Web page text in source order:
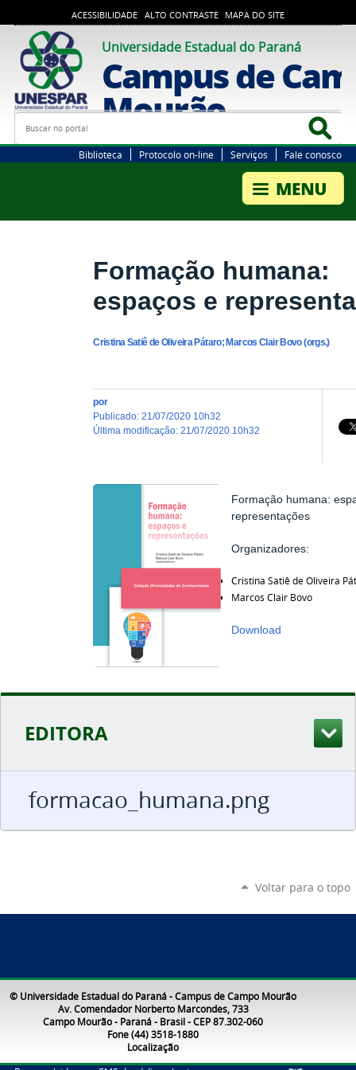
ACESSIBILIDADE ALTO CONTRASTE MAPA DO SITE
Universidade Estadual do Paraná
Campus de
Mourão
Busca
Biblioteca Protocolo on-line Serviços Fale conosco
Formação humana:
espaços e
Cristina Satiê de Oliveira Pátaro; Marcos Clair Bovo (orgs.)
por
publicado:21/07/2020 10h32
última modificação:21/07/2020 10h32
Formação humana:
representações
Organizadores:
Cristina Satiê de Oliveira
Marcos Clair Bovo
Download
EDITORA
formacao_humana.png
Voltar para o topo
© Universidade Estadual do Paraná - Campus de Campo Mourão
Av. Comendador Norberto Marcondes, 733
Campo Mourão - Paraná - Brasil - CEP 87.302-060
Fone (44) 3518-1880
Localização